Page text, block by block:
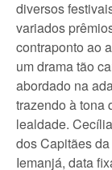
diversos
variados
contraponto ao
um drama tão
abordado na
trazendo à tona
lealdade.
dos Capitães
Iemanjá, data